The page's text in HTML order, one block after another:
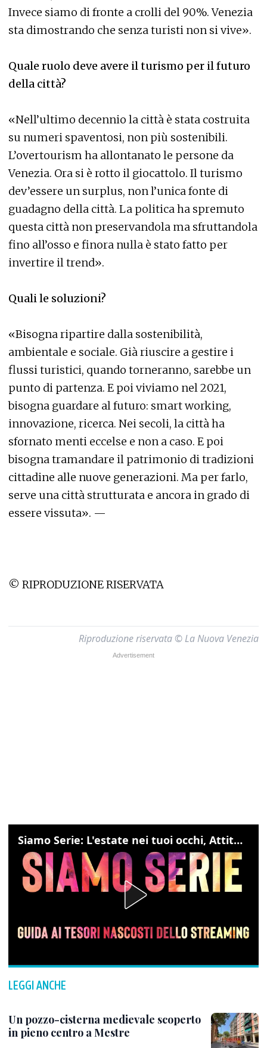
Invece siamo di fronte a crolli del 90%. Venezia
sta dimostrando che senza turisti non si vive».
Quale ruolo deve avere il turismo per il futuro
della città?
«Nell’ultimo decennio la città è stata costruita
su numeri spaventosi, non più sostenibili.
L’overtourism ha allontanato le persone da
Venezia. Ora si è rotto il giocattolo. Il turismo
dev’essere un surplus, non l’unica fonte di
guadagno della città. La politica ha spremuto
questa città non preservandola ma sfruttandola
fino all’osso e finora nulla è stato fatto per
invertire il trend».
Quali le soluzioni?
«Bisogna ripartire dalla sostenibilità,
ambientale e sociale. Già riuscire a gestire i
flussi turistici, quando torneranno, sarebbe un
punto di partenza. E poi viviamo nel 2021,
bisogna guardare al futuro: smart working,
innovazione, ricerca. Nei secoli, la città ha
sfornato menti eccelse e non a caso. E poi
bisogna tramandare il patrimonio di tradizioni
cittadine alle nuove generazioni. Ma per farlo,
serve una città strutturata e ancora in grado di
essere vissuta». —
© RIPRODUZIONE RISERVATA
Riproduzione riservata © La Nuova Venezia
Siamo Serie: L'estate nei tuoi occhi, Attitudini: nessuna, The bear
LEGGI ANCHE
Un pozzo-cisterna medievale scoperto
in pieno centro a Mestre